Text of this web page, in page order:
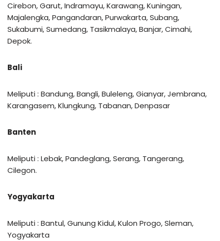
Cirebon, Garut, Indramayu, Karawang, Kuningan,
Majalengka, Pangandaran, Purwakarta, Subang,
Sukabumi, Sumedang, Tasikmalaya, Banjar, Cimahi,
Depok.
Bali
Meliputi : Bandung, Bangli, Buleleng, Gianyar, Jembrana,
Karangasem, Klungkung, Tabanan, Denpasar
Banten
Meliputi : Lebak, Pandeglang, Serang, Tangerang,
Cilegon.
Yogyakarta
Meliputi : Bantul, Gunung Kidul, Kulon Progo, Sleman,
Yogyakarta